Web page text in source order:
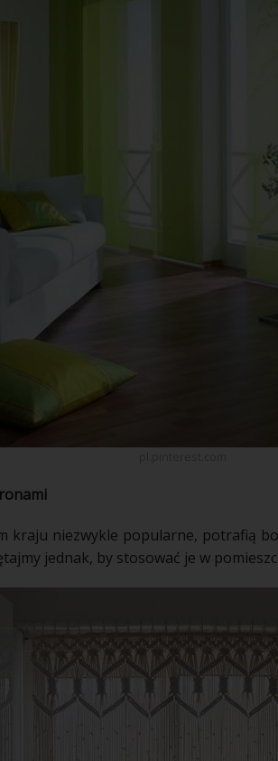
kraju niezwykle popularne, potrafią
jednak, by stosować je w